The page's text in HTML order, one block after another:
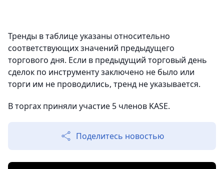
Тренды в таблице указаны относительно
соответствующих значений предыдущего
торгового дня. Если в предыдущий торговый день
сделок по инструменту заключено не было или
торги им не проводились, тренд не указывается.
В торгах приняли участие 5 членов KASE.
Поделитесь новостью